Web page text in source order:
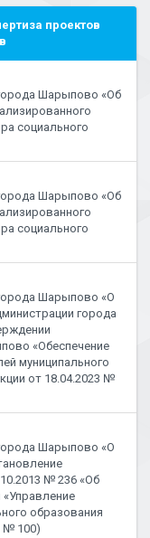
проектов
Шарыпово «Об
социального
Шарыпово «Об
социального
Шарыпово «О
города
«Обеспечение
муниципального
от 18.04.2023 №
Шарыпово «О
№ 236 «Об
образования
№ 100)